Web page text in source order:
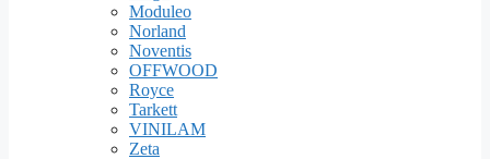
Moduleo
Norland
Noventis
OFFWOOD
Royce
Tarkett
VINILAM
Zeta